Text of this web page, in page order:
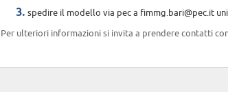
spedire il modello via pec a fimmg.bari@pec.it
Per ulteriori informazioni si invita a prendere contatti